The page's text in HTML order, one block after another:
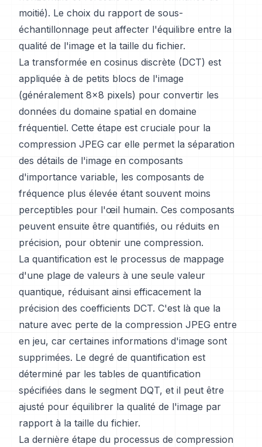
moitié). Le choix du rapport de sous-
échantillonnage peut affecter l'équilibre entre la
qualité de l'image et la taille du fichier.
La transformée en cosinus discrète (DCT) est
appliquée à de petits blocs de l'image
(généralement 8x8 pixels) pour convertir les
données du domaine spatial en domaine
fréquentiel. Cette étape est cruciale pour la
compression JPEG car elle permet la séparation
des détails de l'image en composants
d'importance variable, les composants de
fréquence plus élevée étant souvent moins
perceptibles pour l'œil humain. Ces composants
peuvent ensuite être quantifiés, ou réduits en
précision, pour obtenir une compression.
La quantification est le processus de mappage
d'une plage de valeurs à une seule valeur
quantique, réduisant ainsi efficacement la
précision des coefficients DCT. C'est là que la
nature avec perte de la compression JPEG entre
en jeu, car certaines informations d'image sont
supprimées. Le degré de quantification est
déterminé par les tables de quantification
spécifiées dans le segment DQT, et il peut être
ajusté pour équilibrer la qualité de l'image par
rapport à la taille du fichier.
La dernière étape du processus de compression